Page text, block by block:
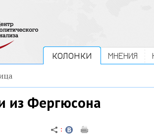
КОЛОНКИ МНЕНИЯ
из Фергюсона